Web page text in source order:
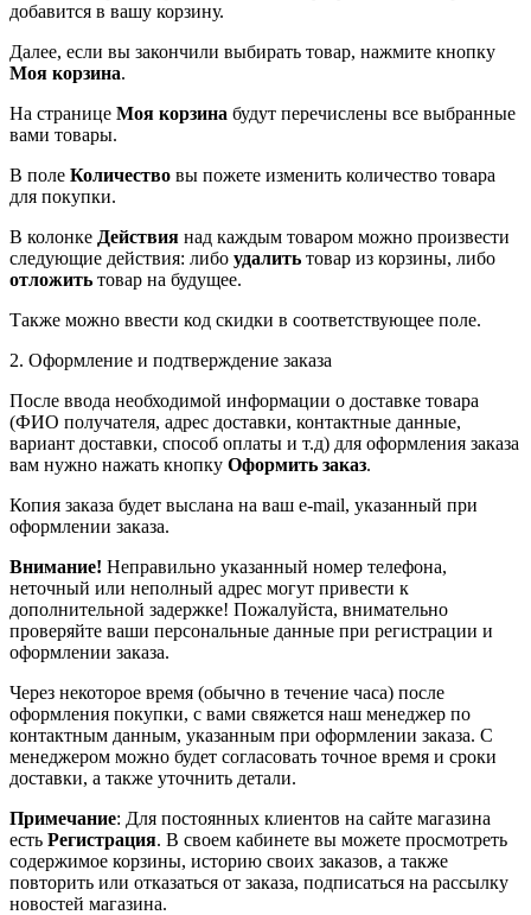
добавится в вашу корзину.
Далее, если вы закончили выбирать товар, нажмите кнопку
Моя корзина.
На странице Моя корзина будут перечислены все выбранные
вами товары.
В поле Количество вы пожете изменить количество товара
для покупки.
В колонке Действия над каждым товаром можно произвести
следующие действия: либо удалить товар из корзины, либо
отложить товар на будущее.
Также можно ввести код скидки в соответствующее поле.
2. Оформление и подтверждение заказа
После ввода необходимой информации о доставке товара
(ФИО получателя, адрес доставки, контактные данные,
вариант доставки, способ оплаты и т.д) для оформления заказа
вам нужно нажать кнопку Оформить заказ.
Копия заказа будет выслана на ваш e-mail, указанный при
оформлении заказа.
Внимание! Неправильно указанный номер телефона,
неточный или неполный адрес могут привести к
дополнительной задержке! Пожалуйста, внимательно
проверяйте ваши персональные данные при регистрации и
оформлении заказа.
Через некоторое время (обычно в течение часа) после
оформления покупки, с вами свяжется наш менеджер по
контактным данным, указанным при оформлении заказа. С
менеджером можно будет согласовать точное время и сроки
доставки, а также уточнить детали.
Примечание: Для постоянных клиентов на сайте магазина
есть Регистрация. В своем кабинете вы можете просмотреть
содержимое корзины, историю своих заказов, а также
повторить или отказаться от заказа, подписаться на рассылку
новостей магазина.